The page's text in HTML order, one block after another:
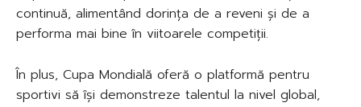
continuă, alimentând dorința de a reveni și de a
performa mai bine în viitoarele competiții.
În plus, Cupa Mondială oferă o platformă pentru
sportivi să își demonstreze talentul la nivel global,